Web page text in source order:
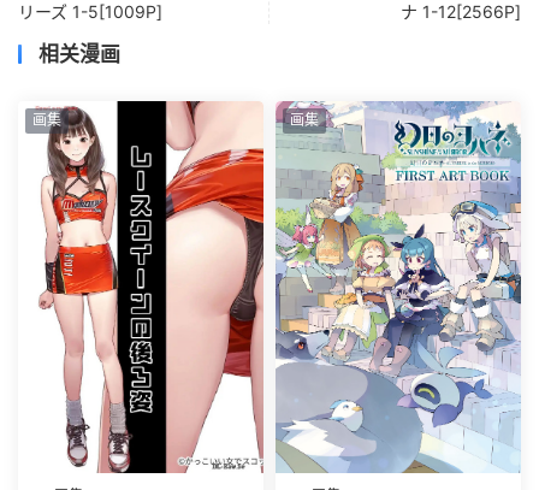
リーズ 1-5[1009P]
ナ 1-12[2566P]
相关漫画
画集 画集